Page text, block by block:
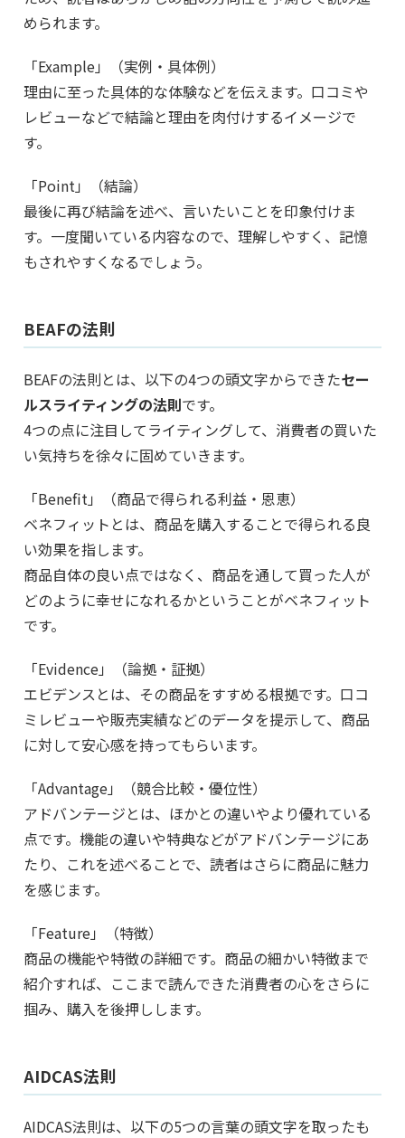
められます。
「Example」（実例・具体例）
理由に至った具体的な体験などを伝えます。口コミや
レビューなどで結論と理由を肉付けするイメージで
す。
「Point」（結論）
最後に再び結論を述べ、言いたいことを印象付けま
す。一度聞いている内容なので、理解しやすく、記憶
もされやすくなるでしょう。
BEAFの法則
BEAFの法則とは、以下の4つの頭文字からできたセー
ルスライティングの法則です。
4つの点に注目してライティングして、消費者の買いた
い気持ちを徐々に固めていきます。
「Benefit」（商品で得られる利益・恩恵）
ベネフィットとは、商品を購入することで得られる良
い効果を指します。
商品自体の良い点ではなく、商品を通して買った人が
どのように幸せになれるかということがベネフィット
です。
「Evidence」（論拠・証拠）
エビデンスとは、その商品をすすめる根拠です。口コ
ミレビューや販売実績などのデータを提示して、商品
に対して安心感を持ってもらいます。
「Advantage」（競合比較・優位性）
アドバンテージとは、ほかとの違いやより優れている
点です。機能の違いや特典などがアドバンテージにあ
たり、これを述べることで、読者はさらに商品に魅力
を感じます。
「Feature」（特徴）
商品の機能や特徴の詳細です。商品の細かい特徴まで
紹介すれば、ここまで読んできた消費者の心をさらに
掴み、購入を後押しします。
AIDCAS法則
AIDCAS法則は、以下の5つの言葉の頭文字を取ったも